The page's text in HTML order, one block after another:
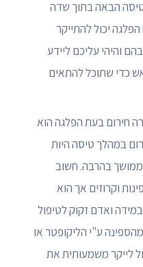
הבאה בתוך שדה
יכול להתייקר
והיהי עליכם ליידע
כדי שתוכל להתאים
חירום בעת הפלגה הוא
במהלך טיסה היות
בהרבה. חשוב
וקרוזים אך הוא
ואדם זקוק לטיפול
ע"י הליקופטר או
לייקר משמעותית את